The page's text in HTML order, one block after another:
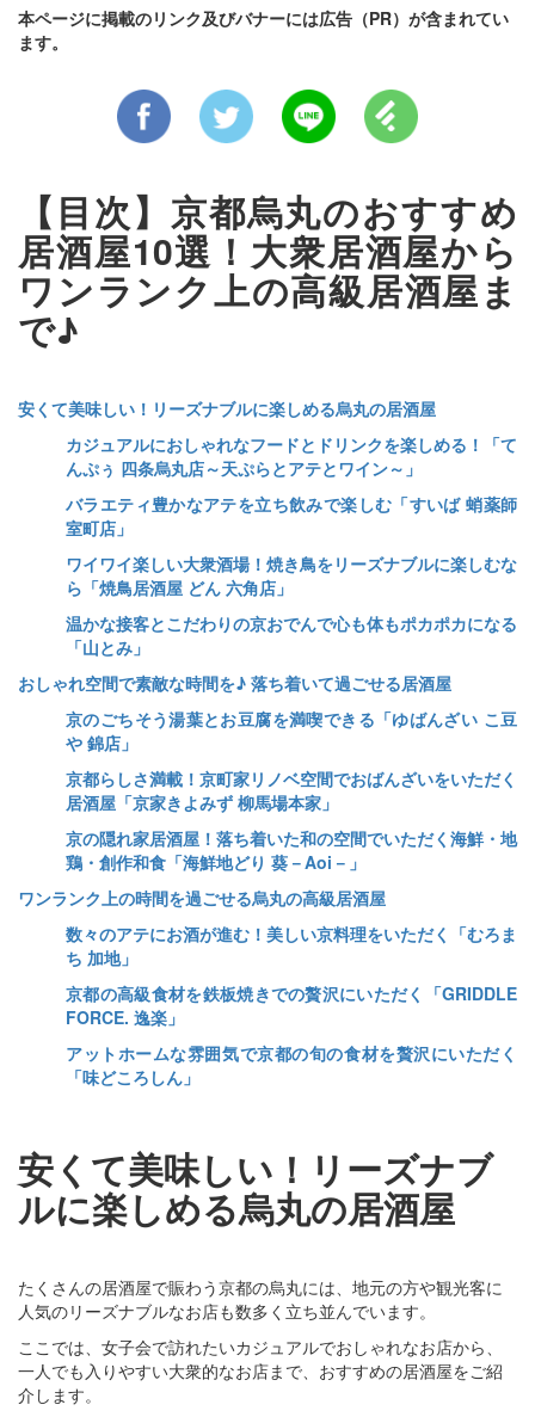
本ページに掲載のリンク及びバナーには広告（PR）が含まれてい
ます。
【目次】京都烏丸のおすすめ
居酒屋10選！大衆居酒屋から
ワンランク上の高級居酒屋ま
で♪
安くて美味しい！リーズナブルに楽しめる烏丸の居酒屋
カジュアルにおしゃれなフードとドリンクを楽しめる！「て
んぷぅ 四条烏丸店～天ぷらとアテとワイン～」
バラエティ豊かなアテを立ち飲みで楽しむ「すいば 蛸薬師
室町店」
ワイワイ楽しい大衆酒場！焼き鳥をリーズナブルに楽しむな
ら「焼鳥居酒屋 どん 六角店」
温かな接客とこだわりの京おでんで心も体もポカポカになる
「山とみ」
おしゃれ空間で素敵な時間を♪ 落ち着いて過ごせる居酒屋
京のごちそう湯葉とお豆腐を満喫できる「ゆばんざい こ豆
や 錦店」
京都らしさ満載！京町家リノベ空間でおばんざいをいただく
居酒屋「京家きよみず 柳馬場本家」
京の隠れ家居酒屋！落ち着いた和の空間でいただく海鮮・地
鶏・創作和食「海鮮地どり 葵－Aoi－」
ワンランク上の時間を過ごせる烏丸の高級居酒屋
数々のアテにお酒が進む！美しい京料理をいただく「むろま
ち 加地」
京都の高級食材を鉄板焼きでの贅沢にいただく「GRIDDLE
FORCE. 逸楽」
アットホームな雰囲気で京都の旬の食材を贅沢にいただく
「味どころしん」
安くて美味しい！リーズナブ
ルに楽しめる烏丸の居酒屋
たくさんの居酒屋で賑わう京都の烏丸には、地元の方や観光客に
人気のリーズナブルなお店も数多く立ち並んでいます。
ここでは、女子会で訪れたいカジュアルでおしゃれなお店から、
一人でも入りやすい大衆的なお店まで、おすすめの居酒屋をご紹
介します。